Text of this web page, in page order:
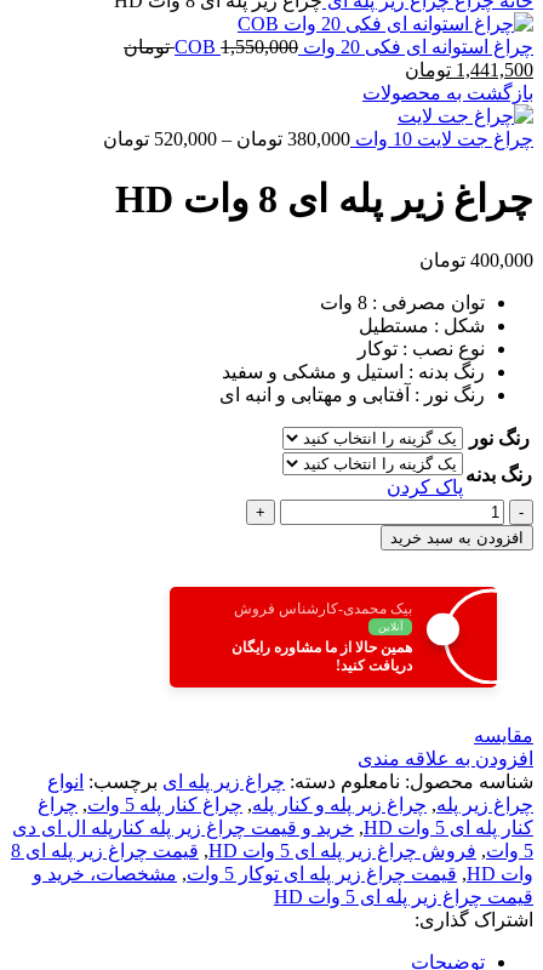
چراغ استوانه ای فکی 20 وات COB 1,550,000
تومان
1,441,500 تومان
بازگشت به محصولات
چراغ جت لایت 10 وات 380,000 تومان –
520,000 تومان
چراغ زیر پله ای 8 وات HD
400,000 تومان
توان مصرفی : 8 وات
شکل : مستطیل
نوع نصب : توکار
رنگ بدنه : استیل و مشکی و سفید
رنگ نور : آفتابی و مهتابی و انبه ای
رنگ نور
رنگ بدنه
پاک کردن
افزودن به سبد خرید
بیک محمدی-کارشناس فروش
آنلاین
همین حالا از ما مشاوره رایگان
دریافت کنید!
مقایسه
افزودن به علاقه مندی
شناسه محصول: نامعلوم دسته: چراغ زیر پله ای برچسب: انواع
چراغ زیر پله, چراغ زیر پله و کنار پله, چراغ کنار پله 5 وات , چراغ
کنار پله ای 5 وات HD
, خرید و قیمت چراغ زیر پله کنارپله ال ای دی
5 وات
, فروش چراغ زیر پله ای 5 وات HD ,
قیمت چراغ زیر پله ای 8
وات HD
, قیمت چراغ زیر پله ای توکار 5 وات , مشخصات، خرید و
قیمت چراغ زیر پله ای 5 وات HD
اشتراک گذاری:
توضیحات